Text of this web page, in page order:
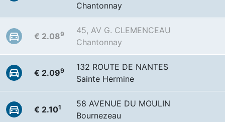
Chantonnay
€ 2.089
45, AV G. CLEMENCEAU
Chantonnay
€ 2.099
132 ROUTE DE NANTES
Sainte Hermine
€ 2.101
58 AVENUE DU MOULIN
Bournezeau